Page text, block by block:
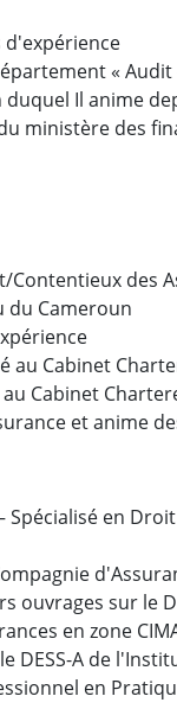
d'expérience
«
duquel Il anime
ministère des
Contentieux des
du Cameroun
au Cabinet
Cabinet
et anime
en
ouvrages sur le
en zone
DESS-A de
en